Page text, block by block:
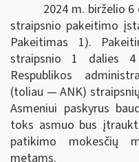
2024 m. birželio 6
straipsnio pakeitimo
Pakeitimas 1).
straipsnio 1 dalies 4
Respublikos
(toliau — ANK)
Asmeniui paskyrus
toks asmuo bus
patikimo mokesčių
metams.